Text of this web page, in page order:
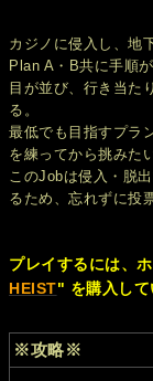
カジノに侵入し、地
Plan A・B共に手順
目が並び、行き当た
る。
最低でも目指すプラ
を練ってから挑みたい
このJobは侵入・脱
るため、忘れずに投
プレイするには、
HEIST" を購入して
※攻略※